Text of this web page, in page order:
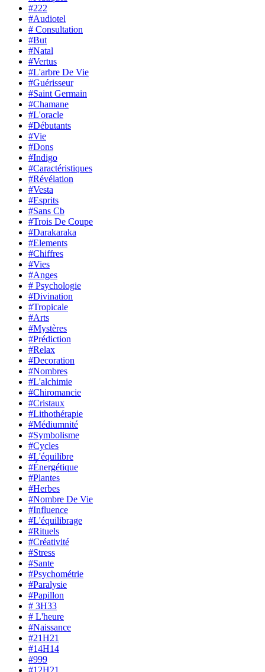
#222
#Audiotel
# Consultation
#But
#Natal
#Vertus
#L'arbre De Vie
#Guérisseur
#Saint Germain
#Chamane
#L'oracle
#Débutants
#Vie
#Dons
#Indigo
#Caractéristiques
#Révélation
#Vesta
#Esprits
#Sans Cb
#Trois De Coupe
#Darakaraka
#Elements
#Chiffres
#Vies
#Anges
# Psychologie
#Divination
#Tropicale
#Arts
#Mystères
#Prédiction
#Relax
#Decoration
#Nombres
#L'alchimie
#Chiromancie
#Cristaux
#Lithothérapie
#Médiumnité
#Symbolisme
#Cycles
#L'équilibre
#Énergétique
#Plantes
#Herbes
#Nombre De Vie
#Influence
#L'équilibrage
#Rituels
#Créativité
#Stress
#Sante
#Psychométrie
#Paralysie
#Papillon
# 3H33
# L'heure
#Naissance
#21H21
#14H14
#999
#12H21